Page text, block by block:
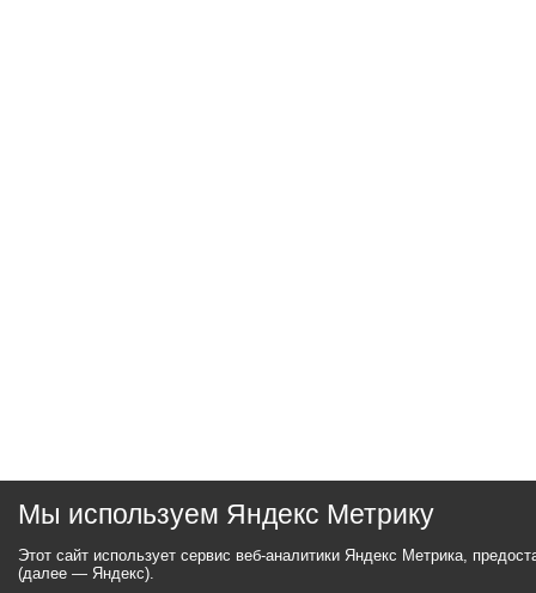
Мы используем Яндекс Метрику
Этот сайт использует сервис веб-аналитики Яндекс Метрика,
(далее — Яндекс).